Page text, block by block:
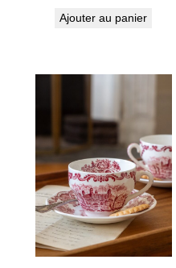
Ajouter au panier